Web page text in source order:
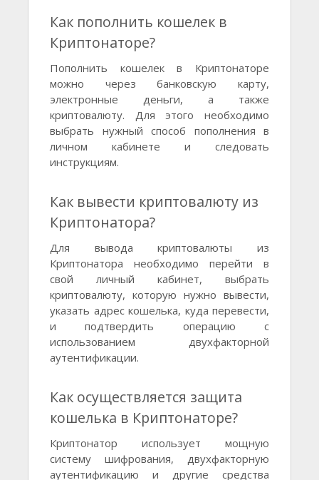
Как пополнить кошелек в
Криптонаторе?
Пополнить кошелек в Криптонаторе
можно через банковскую карту,
электронные деньги, а также
криптовалюту. Для этого необходимо
выбрать нужный способ пополнения в
личном кабинете и следовать
инструкциям.
Как вывести криптовалюту из
Криптонатора?
Для вывода криптовалюты из
Криптонатора необходимо перейти в
свой личный кабинет, выбрать
криптовалюту, которую нужно вывести,
указать адрес кошелька, куда перевести,
и подтвердить операцию с
использованием двухфакторной
аутентификации.
Как осуществляется защита
кошелька в Криптонаторе?
Криптонатор использует мощную
систему шифрования, двухфакторную
аутентификацию и другие средства